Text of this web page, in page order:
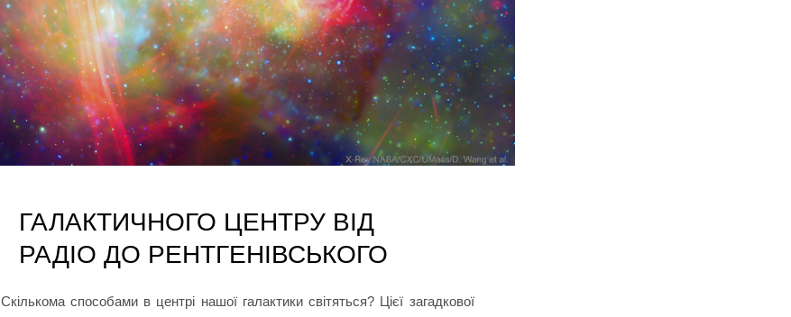
ГАЛАКТИЧНОГО ЦЕНТРУ ВІД
РАДІО ДО РЕНТГЕНІВСЬКОГО
Скількома способами в центрі нашої галактики світяться? Цієї загадкової